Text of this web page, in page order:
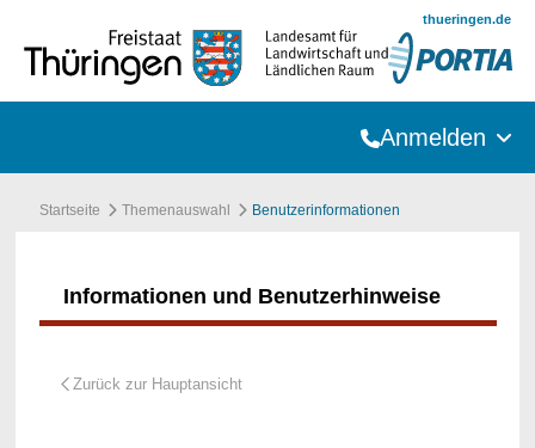
thueringen.de
Anmelden
Startseite Themenauswahl Benutzerinformationen
Informationen und Benutzerhinweise